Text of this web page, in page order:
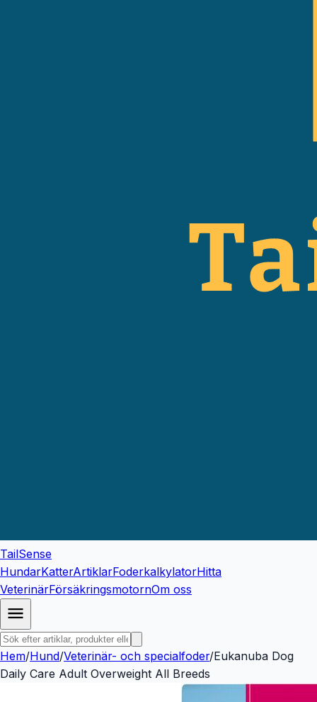
TailSense
HundarKatterArtiklarFoderkalkylatorHitta
VeterinärFörsäkringsmotornOm oss
Hem/Hund/Veterinär- och specialfoder/Eukanuba Dog
Daily Care Adult Overweight All Breeds